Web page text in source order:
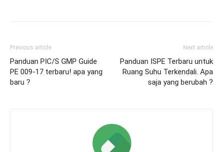
Previous article
Panduan PIC/S GMP Guide
PE 009-17 terbaru! apa yang
baru ?
Next article
Panduan ISPE Terbaru untuk
Ruang Suhu Terkendali. Apa
saja yang berubah ?